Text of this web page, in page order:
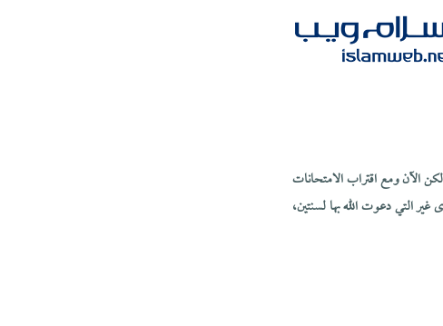
الآن ومع اقتراب الامتحانات
التي دعوت الله بها لسنتين،